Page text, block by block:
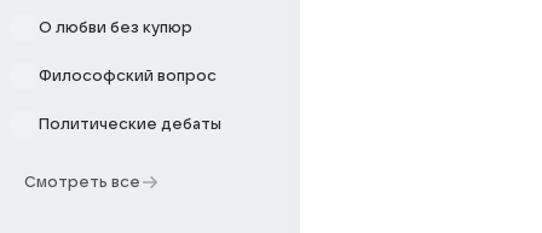
О любви без купюр
Философский вопрос
Политические дебаты
Смотреть все